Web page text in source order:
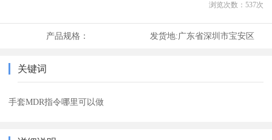
浏览次数： 537次
产品规格： 发货地:广东省深圳市宝安区
关键词
手套MDR指令哪里可以做